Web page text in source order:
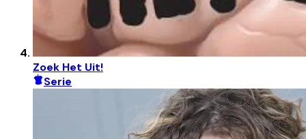
Zoek Het Uit!
Serie